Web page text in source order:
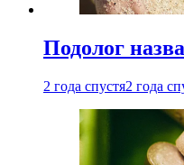
Подолог
2 года спустя2 года